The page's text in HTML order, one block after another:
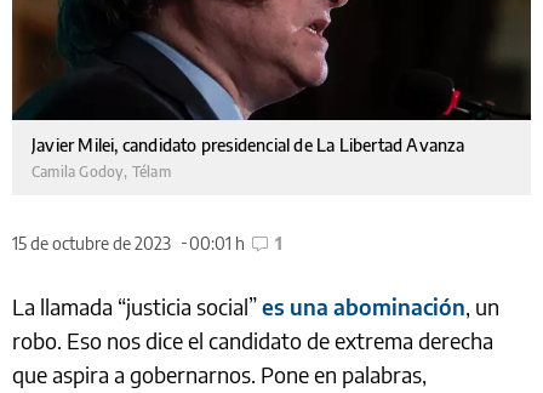
Javier Milei, candidato presidencial de La Libertad Avanza
Camila Godoy, Télam
15 de octubre de 2023 00:01 h 1
La llamada “justicia social”es una abominación, un
robo. Eso nos dice el candidato de extrema derecha
que aspira a gobernarnos. Pone en palabras,